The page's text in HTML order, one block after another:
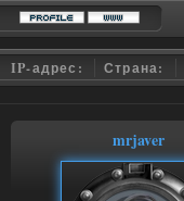
IP-адрес: Страна:
mrjaver